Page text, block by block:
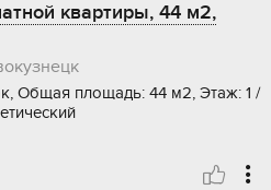
квартиры, 44 м2,
Общая площадь: 44 м2, Этаж: 1 /